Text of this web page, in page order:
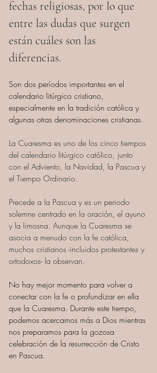
fechas religiosas, por lo que
entre las dudas que surgen
están cuáles son las
diferencias.
Son dos períodos importantes en el
calendario litúrgico cristiano,
especialmente en la tradición católica y
algunas otras denominaciones cristianas.
La Cuaresma es uno de los cinco tiempos
del calendario litúrgico católico, junto
con el Adviento, la Navidad, la Pascua y
el Tiempo Ordinario.
Precede a la Pascua y es un periodo
solemne centrado en la oración, el ayuno
y la limosna. Aunque la Cuaresma se
asocia a menudo con la fe católica,
muchos cristianos -incluidos protestantes y
ortodoxos- la observan.
No hay mejor momento para volver a
conectar con la fe o profundizar en ella
que la Cuaresma. Durante este tiempo,
podemos acercarnos más a Dios mientras
nos preparamos para la gozosa
celebración de la resurrección de Cristo
en Pascua.